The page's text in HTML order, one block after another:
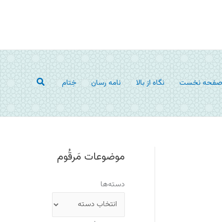
نخست نگاه از بالا نامه رسان خِتام جستجو
موضوعات مَرقُوم
دسته‌ها